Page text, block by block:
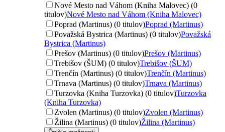
Nové Mesto nad Váhom (Kniha Malovec) (0
titulov)Nové Mesto nad Váhom (Kniha Malovec)
Poprad (Martinus) (0 titulov)Poprad (Martinus)
Považská Bystrica (Martinus) (0 titulov)Považská
Bystrica (Martinus)
Prešov (Martinus) (0 titulov)Prešov (Martinus)
Trebišov (ŠUM) (0 titulov)Trebišov (ŠUM)
Trenčín (Martinus) (0 titulov)Trenčín (Martinus)
Trnava (Martinus) (0 titulov)Trnava (Martinus)
Turzovka (Kniha Turzovka) (0 titulov)Turzovka
(Kniha Turzovka)
Zvolen (Martinus) (0 titulov)Zvolen (Martinus)
Žilina (Martinus) (0 titulov)Žilina (Martinus)